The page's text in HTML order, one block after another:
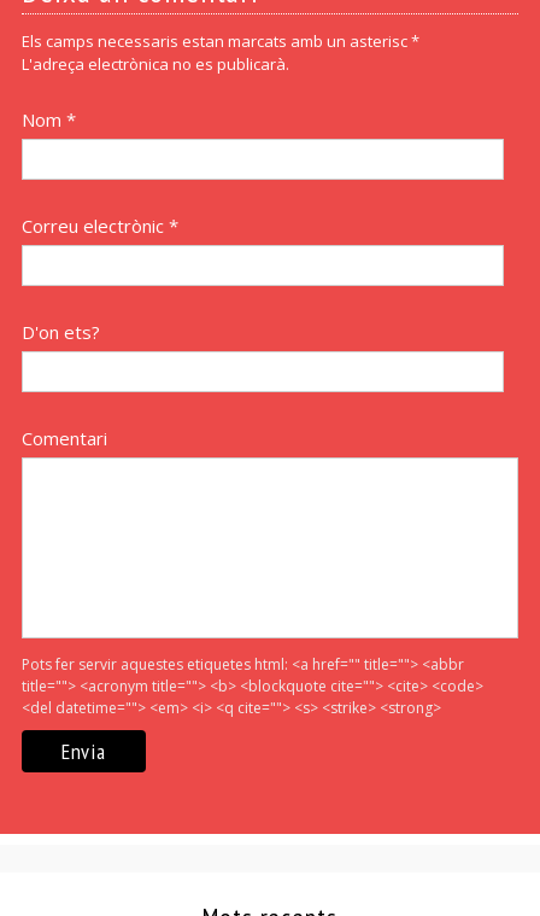
Els camps necessaris estan marcats amb un asterisc *
L'adreça electrònica no es publicarà.
Nom *
Correu electrònic *
D'on ets?
Comentari
Pots fer servir aquestes etiquetes html: <a href="" title=""> <abbr
title=""> <acronym title=""> <b> <blockquote cite=""> <cite> <code>
<del datetime=""> <em> <i> <q cite=""> <s> <strike> <strong>